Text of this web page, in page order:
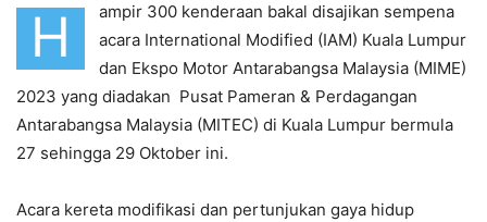
H
ampir 300 kenderaan bakal disajikan sempena
acara International Modified (IAM) Kuala Lumpur
dan Ekspo Motor Antarabangsa Malaysia (MIME)
2023 yang diadakan Pusat Pameran & Perdagangan
Antarabangsa Malaysia (MITEC) di Kuala Lumpur bermula
27 sehingga 29 Oktober ini.
Acara kereta modifikasi dan pertunjukan gaya hidup